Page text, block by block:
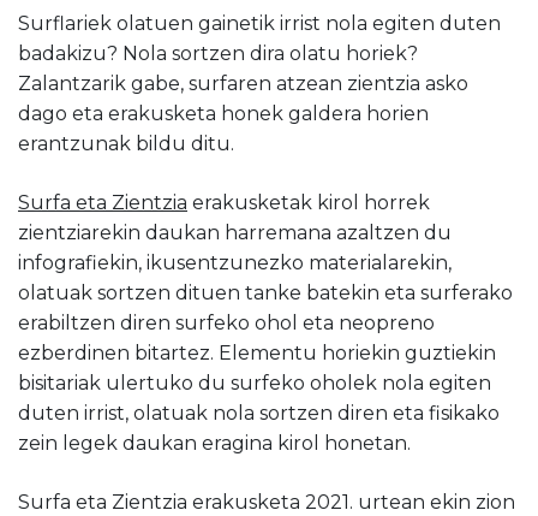
Surflariek olatuen gainetik irrist nola egiten duten
badakizu? Nola sortzen dira olatu horiek?
Zalantzarik gabe, surfaren atzean zientzia asko
dago eta erakusketa honek galdera horien
erantzunak bildu ditu.
Surfa eta Zientzia erakusketak kirol horrek
zientziarekin daukan harremana azaltzen du
infografiekin, ikusentzunezko materialarekin,
olatuak sortzen dituen tanke batekin eta surferako
erabiltzen diren surfeko ohol eta neopreno
ezberdinen bitartez. Elementu horiekin guztiekin
bisitariak ulertuko du surfeko oholek nola egiten
duten irrist, olatuak nola sortzen diren eta fisikako
zein legek daukan eragina kirol honetan.
Surfa eta Zientzia erakusketa 2021. urtean ekin zion